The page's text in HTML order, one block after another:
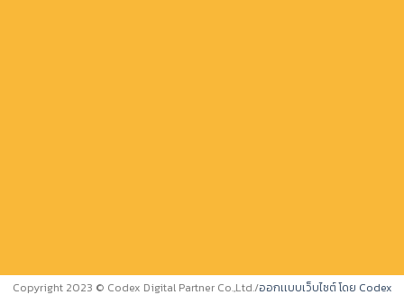
Copyright 2023 © Codex Digital Partner Co.,Ltd./ออกเเบบเว็บไซต์ โดย Codex